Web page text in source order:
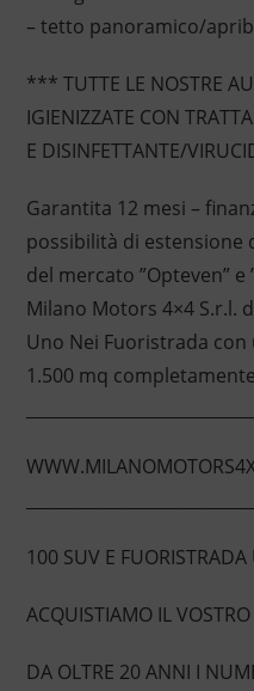
– tetto panoramico/
*** TUTTE LE NOSTRE
IGIENIZZATE CON
E DISINFETTANTE/
Garantita 12 mesi –
possibilità di estensione
del mercato ”Opteven” e
Milano Motors 4×4 S.r.l.
Uno Nei Fuoristrada con
1.500 mq
100 SUV E
ACQUISTIAMO IL
DA OLTRE 20 ANNI I